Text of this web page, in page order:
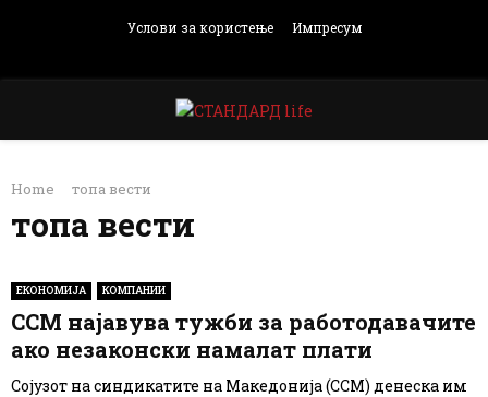
Услови за користење Импресум
PRIMARY
MENU
Home топа вести
топа вести
ЕКОНОМИЈА КОМПАНИИ
ССМ најавува тужби за работодавачите
ако незаконски намалат плати
Сојузот на синдикатите на Македонија (ССМ) денеска им